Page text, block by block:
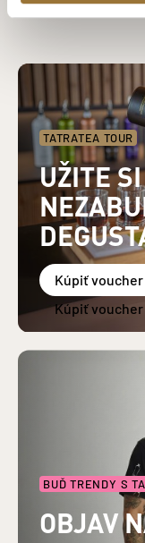
TATRATEA TOUR
UŽITE SI
Kúpiť voucher
BUĎ TRENDY S
OBJAV